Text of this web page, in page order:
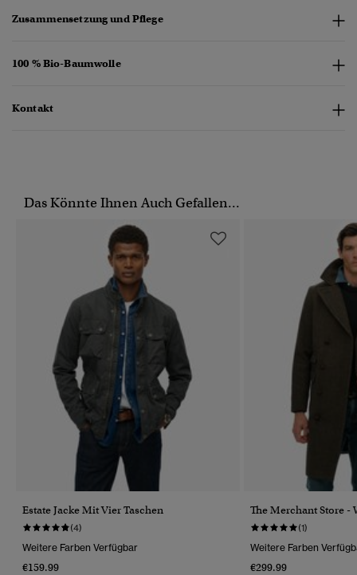
Zusammensetzung und Pflege
100 % Bio-Baumwolle
Kontakt
Das Könnte Ihnen Auch Gefallen...
Estate Jacke Mit Vier Taschen
(4)
Weitere Farben Verfügbar
€159.99
The Merchant Store
(1)
Weitere Farben
€299.99